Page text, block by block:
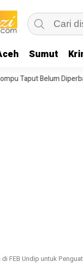
Sumut
Jufri
FEB Undip untuk